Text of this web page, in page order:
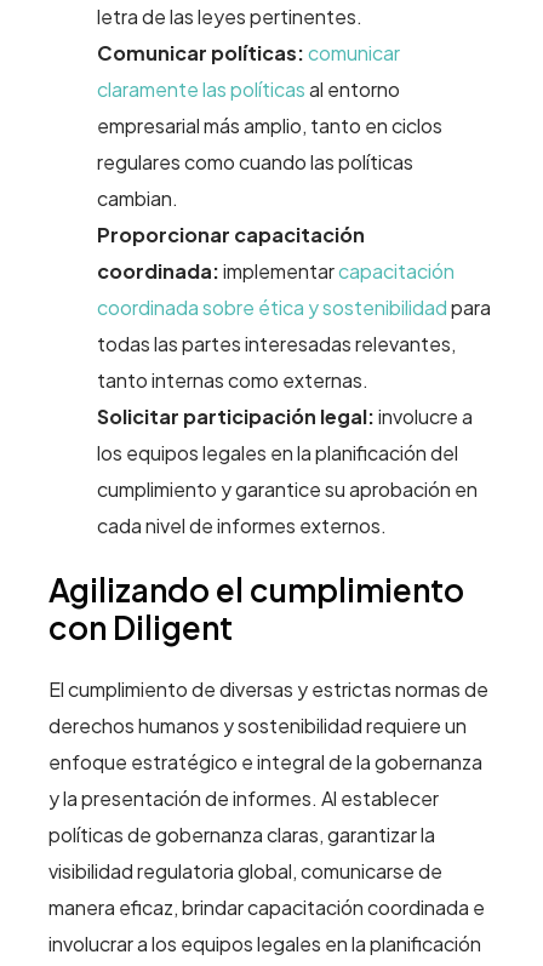
letra de las leyes pertinentes.
Comunicar políticas:comunicar
claramente las políticasal entorno
empresarial más amplio, tanto en ciclos
regulares como cuando las políticas
cambian.
Proporcionar capacitación
coordinada:implementarcapacitación
coordinada sobre ética y sostenibilidadpara
todas las partes interesadas relevantes,
tanto internas como externas.
Solicitar participación legal:involucre a
los equipos legales en la planificación del
cumplimiento y garantice su aprobación en
cada nivel de informes externos.
Agilizando el cumplimiento
con Diligent
El cumplimiento de diversas y estrictas normas de
derechos humanos y sostenibilidad requiere un
enfoque estratégico e integral de la gobernanza
y la presentación de informes. Al establecer
políticas de gobernanza claras, garantizar la
visibilidad regulatoria global, comunicarse de
manera eficaz, brindar capacitación coordinada e
involucrar a los equipos legales en la planificación